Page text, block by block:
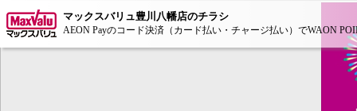
マックスバリュ豊川八幡店のチラシ
AEON Payのコード決済（カード払い・チャージ払い）でWAON